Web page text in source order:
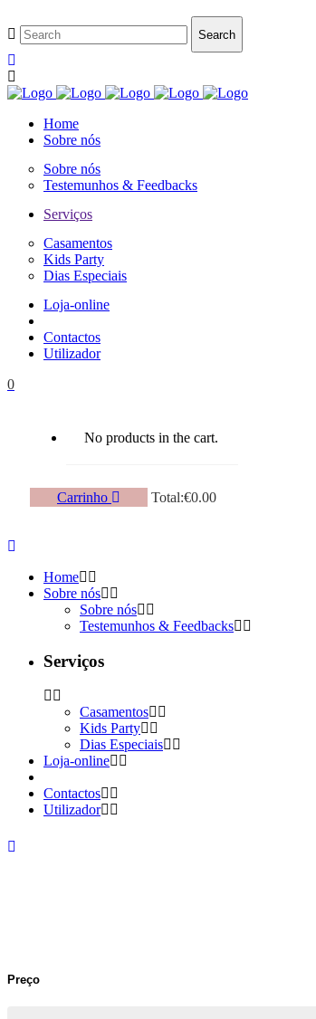
Home
Sobre nós
Sobre nós
Testemunhos & Feedbacks
Serviços
Casamentos
Kids Party
Dias Especiais
Loja-online
Contactos
Utilizador
0
No products in the cart.
Carrinho Total:€0.00
Home
Sobre nós
Sobre nós
Testemunhos & Feedbacks
Serviços
Casamentos
Kids Party
Dias Especiais
Loja-online
Contactos
Utilizador
Preço